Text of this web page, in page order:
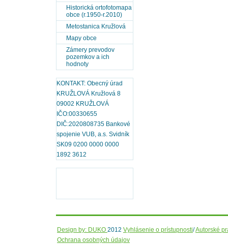
Historická ortofotomapa
obce (r.1950-r.2010)
Metostanica Kružlová
Mapy obce
Zámery prevodov
pozemkov a ich
hodnoty
KONTAKT: Obecný úrad
KRUŽLOVÁ Kružlová 8
09002 KRUŽLOVÁ
IČO:00330655
DIČ:2020808735 Bankové
spojenie VUB, a.s. Svidník
SK09 0200 0000 0000
1892 3612
Design by: DUKO 2012 Vyhlásenie o prístupnosti/Autorské
Ochrana osobných údajov